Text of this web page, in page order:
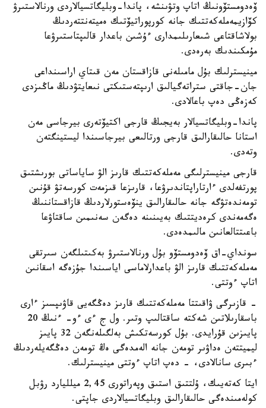
ۆەدومستۆونىڭ اتاپ وتۋىنشە، پاندا-وبليگاتسيالاردى ورنالاستىرۋ
كۆازيمەملەكەتتىك جانە كورپوراتيۆتىك ەميتەنتتەردىڭ
بولاشاقتاعى شىعارىلىمدارى ءۇشىن باعدار قالىپتاستىرۋعا
مۇمكىندىك بەرەدى.
مينيسترلىك بۇل مامىلەنى قازاقستان مەن قىتاي اراسىنداعى
جان-جاقتى ستراتەگيالىق ارىپتەستىكتى نىعايتۋدىڭ ماڭىزدى
كەزەڭى دەپ باعالادى.
پاندا-وبليگاتسيالار بەيجىڭ قارجى اكتيۆتەرى بيرجاسى مەن
استانا حالىقارالىق قارجى ورتالىعى بيرجاسىندا ليستينگتەن
وتەدى.
قارجى مينيسترلىگى مەملەكەتتىك قارىز الۋ ساياساتى بورىشتىق
پورتفەلدى ءارتاراپتاندىرۋعا، قارىزعا قىزمەت كورسەتۋ قۇنىن
تومەندەتۋگە جانە حالىقارالىق ينۆەستورلاردىڭ قازاقستاننىڭ
ەگەمەندى كرەديتتىك بەيىنىنە دەگەن سەنىمىن ساقتاۋعا
باعىتتالعانىن مالىمدەدى.
سونداي-اق ۆەدومستۆو بۇل ورنالاستىرۋ بەكىتىلگەن سىرتقى
مەملەكەتتىك قارىز الۋ باعدارلاماسى اياسىندا جۇزەگە اسقانىن
اتاپ ءوتتى.
- قازىرگى ۋاقىتتا مەملەكەتتىك قارىز دەڭگەيى قاۋىپسىز ءارى
باسقارىلاتىن شەكتە ساقتالىپ وتىر. ول ج ءى ءو- ءنىڭ 20
پايىزىن قۇرايدى. بۇل كورسەتكىش بەلگىلەنگەن 32 پايىز
ليميتتەن ەداۋىر تومەن جانە الەمدەگى ەڭ تومەن دەڭگەيلەردىڭ
ءبىرى سانالادى، - دەپ اتاپ ءوتتى مينيسترلىك.
ايتا كەتەيىك، ۇلتتىق استىق وپەراتورى 2,45 ميلليارد رۋبل
كولەمىندەگى حالىقارالىق وبليگاتسيالاردى جاپتى.